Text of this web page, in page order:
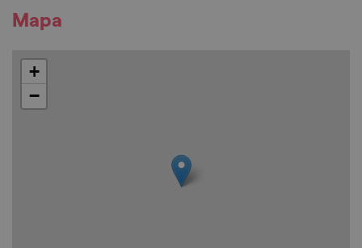
Mapa
+
−